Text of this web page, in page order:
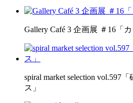
Gallery Café 3 企画展 ＃16「
spiral market selection vol.597
ス」